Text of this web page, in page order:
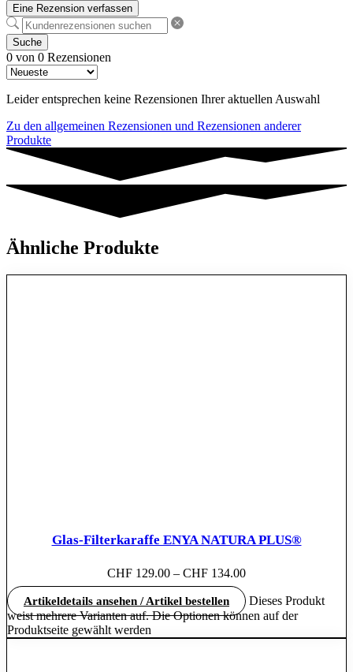
Eine Rezension verfassen
Suche
0 von 0 Rezensionen
Leider entsprechen keine Rezensionen Ihrer aktuellen Auswahl
Zu den allgemeinen Rezensionen und Rezensionen anderer
Produkte
Ähnliche Produkte
Glas-Filterkaraffe ENYA NATURA PLUS®
CHF 129.00 – CHF 134.00
Artikeldetails ansehen / Artikel bestellen
Dieses Produkt
weist mehrere Varianten auf. Die Optionen können auf der
Produktseite gewählt werden